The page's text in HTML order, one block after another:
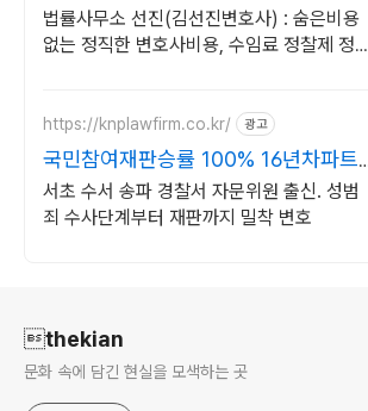
임비용 수임료 정찰제
법률사무소 선진(김선진변호사) : 숨은비용
없는 정직한 변호사비용, 수임료 정찰제 정직
https://knplawfirm.co.kr/ 광고
국민참여재판승률 100% 16년차파트
너변호사 직접상담
서초 수서 송파 경찰서 자문위원 출신. 성범
죄 수사단계부터 재판까지 밀착 변호
thekian
문화 속에 담긴 현실을 모색하는 곳